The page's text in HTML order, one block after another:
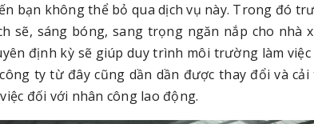
bạn không thể bỏ qua dịch vụ này. Trong đó
sẽ, sáng bóng, sang trọng ngăn nắp cho nhà
định kỳ sẽ giúp duy trình môi trường làm
ty từ đây cũng dần dần được thay đổi và
đối với nhân công lao động.